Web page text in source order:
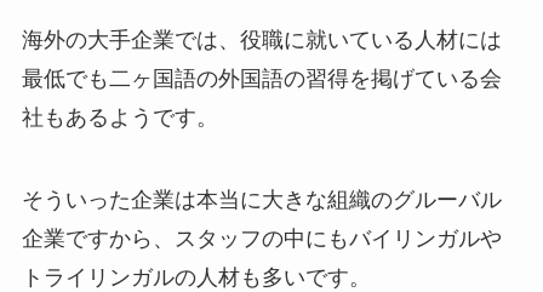
海外の大手企業では、役職に就いている人材には
最低でも二ヶ国語の外国語の習得を掲げている会
社もあるようです。
そういった企業は本当に大きな組織のグルーバル
企業ですから、スタッフの中にもバイリンガルや
トライリンガルの人材も多いです。